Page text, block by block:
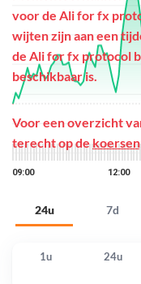
24u 7d
voor de Ali for fx
wijten zijn aan een
de Ali for fx protocol
beschikbaar is.
Voor een overzicht
terecht op de
1u 24u